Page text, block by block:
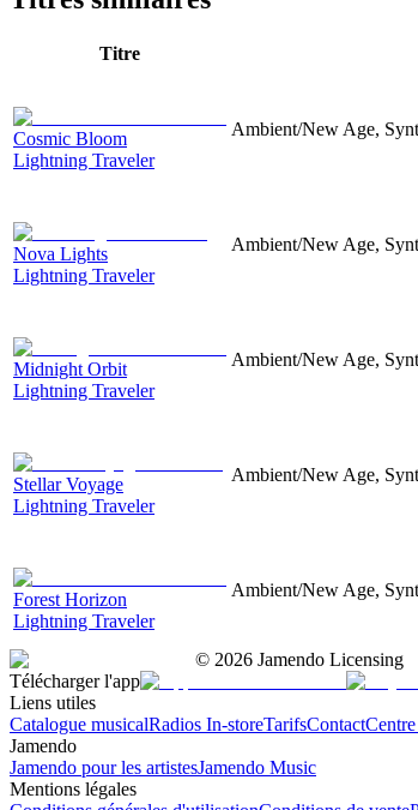
Titre
Cosmic Bloom
Lightning Traveler
Ambient/New Age,
Nova Lights
Lightning Traveler
Ambient/New Age,
Midnight Orbit
Lightning Traveler
Ambient/New Age,
Stellar Voyage
Lightning Traveler
Ambient/New Age,
Forest Horizon
Lightning Traveler
Ambient/New Age,
© 2026 Jamendo Licensing
Télécharger l'app
Liens utiles
Catalogue musicalRadios In-storeTarifsContact
Jamendo
Jamendo pour les artistesJamendo Music
Mentions légales